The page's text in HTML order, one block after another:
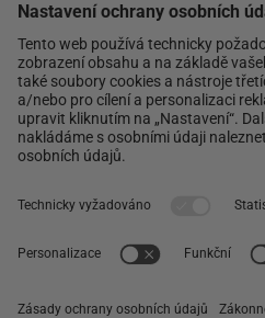
Kontakt
Ochrana osobních údajů